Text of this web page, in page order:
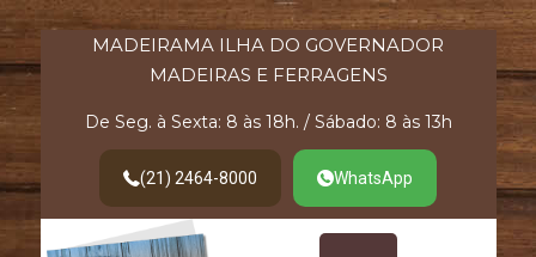
MADEIRAMA ILHA DO GOVERNADOR
MADEIRAS E FERRAGENS
De Seg. à Sexta: 8 às 18h. / Sábado: 8 às 13h
(21) 2464-8000 WhatsApp